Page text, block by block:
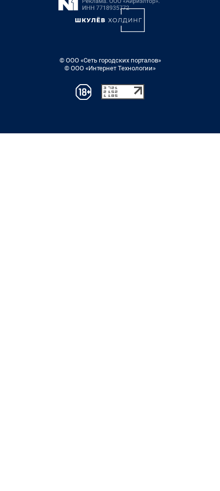
© ООО «Сеть городских порталов»
© ООО «Интернет Технологии»